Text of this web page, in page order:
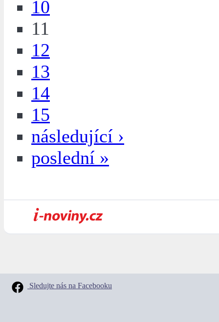
10
11
12
13
14
15
následující ›
poslední »
Sledujte nás na Facebooku